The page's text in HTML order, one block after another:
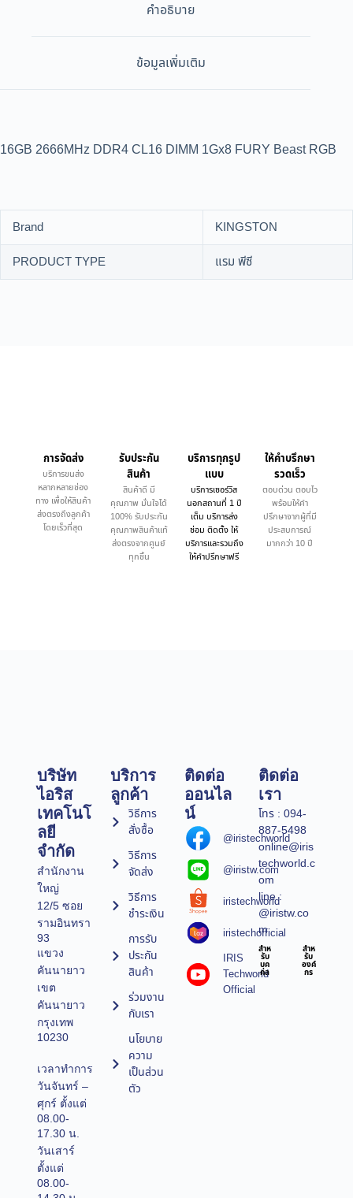
คำอธิบาย
ข้อมูลเพิ่มเติม
16GB 2666MHz DDR4 CL16 DIMM 1Gx8 FURY Beast RGB
Brand
KINGSTON
PRODUCT TYPE
แรม พีซี
การจัดส่ง
บริการขนส่ง
หลากหลายช่อง
ทาง เพื่อให้สินค้า
ส่งตรงถึงลูกค้า
โดยเร็วที่สุด
รับประกัน
สินค้า
สินค้าดี มี
คุณภาพ มั่นใจได้
100% รับประกัน
คุณภาพสินค้าแท้
ส่งตรงจากศูนย์
ทุกชิ้น
บริการทุกรูป
แบบ
บริการเซอร์วิส
นอกสถานที่ 1 ปี
เต็ม บริการส่ง
ซ่อม ติดตั้ง ให้
บริการและรวมถึง
ให้คำปรึกษาฟรี
ให้คำบรึกษา
รวดเร็ว
ตอบด่วน ตอบไว
พร้อมให้คำ
ปรึกษาจากผู้ที่มี
ประสบการณ์
มากกว่า 10 ปี
บริษัท
ไอริส
เทคโนโ
ลยี
จำกัด
สำนักงาน
ใหญ่
12/5 ซอย
รามอินทรา
93
แขวง
คันนายาว
เขต
คันนายาว
กรุงเทพ
10230
เวลาทำการ
วันจันทร์ –
ศุกร์ ตั้งแต่
08.00-
17.30 น.
วันเสาร์
ตั้งแต่
08.00-
บริการ
ลูกค้า
วิธีการ
สั่งซื้อ
วิธีการ
จัดส่ง
วิธีการ
ชำระเงิน
การรับ
ประกัน
สินค้า
ร่วมงาน
กับเรา
นโยบาย
ความ
เป็นส่วน
ตัว
ติดต่อ
ออนไล
น์
@iristechworld
@iristw.com
iristechworld
iristechofficial
IRIS
Techworld
Official
ติดต่อ
เรา
โทร : 094-
887-5498
online@iris
techworld.c
om
line :
@iristw.co
m
สำห
รับ
บุค
คล
สำห
รับ
องค์
กร